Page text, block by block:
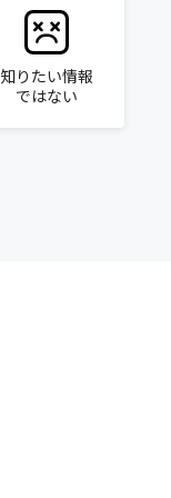
知りたい情報
ではない